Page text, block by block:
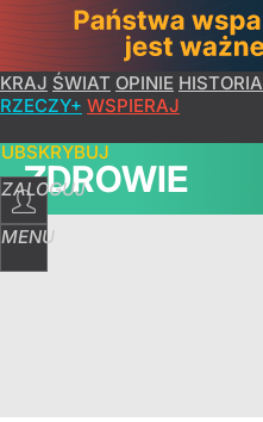
KRAJ ŚWIAT OPINIE HISTORIA
RZECZY+ WSPIERAJ
ZALOGUJ
MENU
ZDROWIE